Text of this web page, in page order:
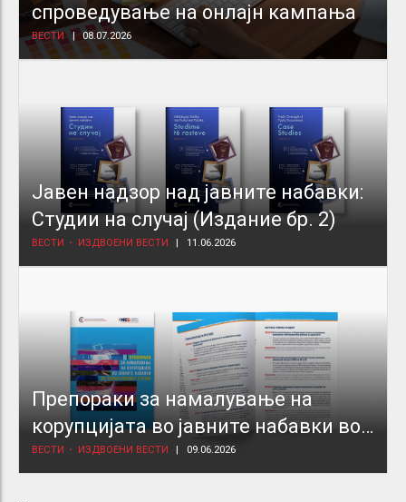
спроведување на онлајн кампања
ВЕСТИ 08.07.2026
Јавен надзор над јавните набавки:
Студии на случај (Издание бр. 2)
ВЕСТИ ИЗДВОЕНИ ВЕСТИ 11.06.2026
Препораки за намалување на
корупцијата во јавните набавки во
здравствениот сектор
ВЕСТИ ИЗДВОЕНИ ВЕСТИ 09.06.2026